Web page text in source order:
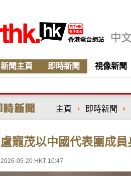
新聞主頁 即時新聞 視像新聞
主頁 即時新聞
盧寵茂以中國代表團成
2026-05-20 HKT 10:47